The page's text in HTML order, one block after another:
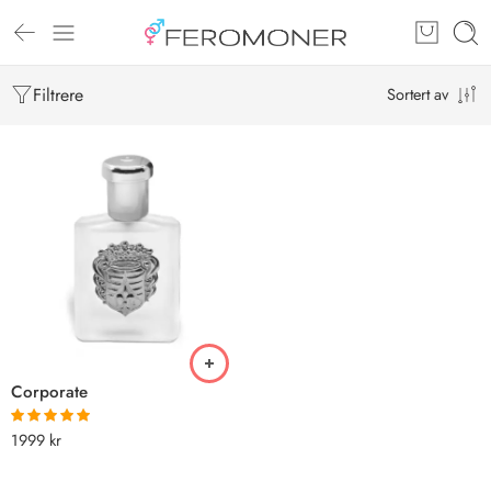
Filtrere Sortert av
Corporate
Vurdert5.00
1999 kr